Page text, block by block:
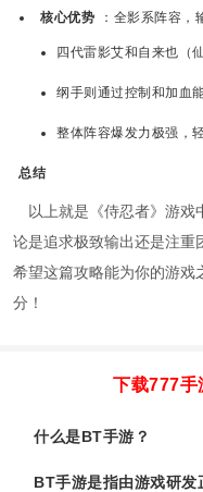
核心优势 ：全影系阵容，
四代雷影艾和自来也（
纲手则通过控制和加血
整体阵容爆发力极强，
总结
以上就是《侍忍者》游
论是追求极致输出还是注重
希望这篇攻略能为你的游戏
分！
下载777手
什么是BT手游？
BT手游是指由游戏研发